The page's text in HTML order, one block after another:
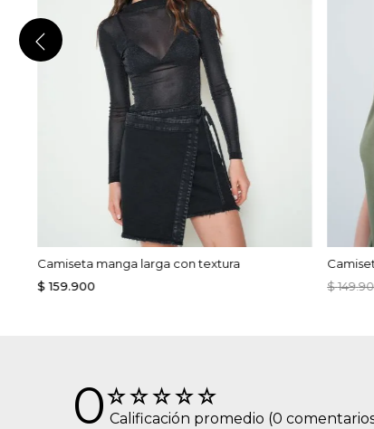
Camiseta manga larga con textura
$ 159.900
$149.
☆☆☆☆☆
0 Calificación promedio (0